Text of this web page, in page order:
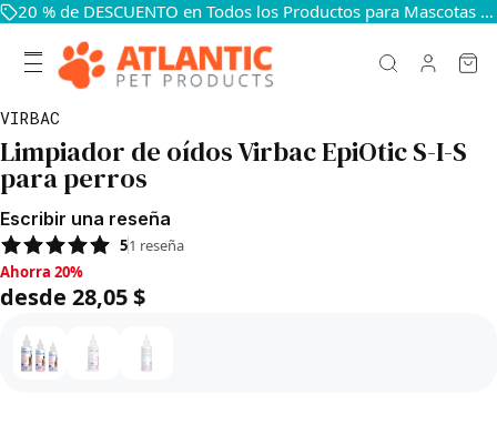
20 % de DESCUENTO en Todos los Productos para Mascotas — Mantén a Tus Mascotas Felices y Sanas
VIRBAC
Limpiador de oídos Virbac EpiOtic S-I-S
para perros
Escribir una reseña
51 reseña
Ahorra 20%, desde 28,05 $
Ahorra 20%
desde 28,05 $